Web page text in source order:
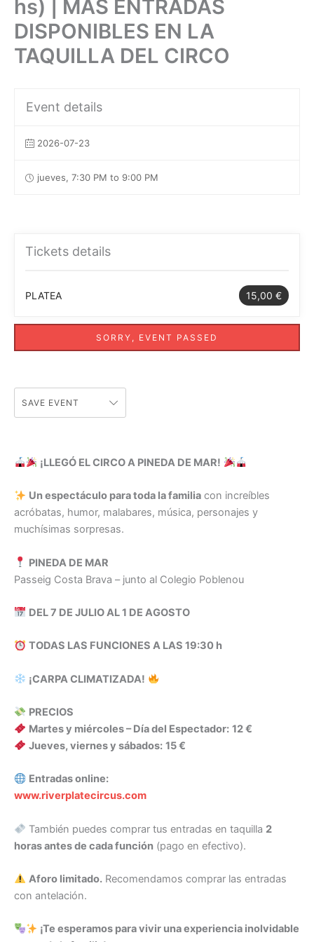
hs) | MÁS ENTRADAS
DISPONIBLES EN LA
TAQUILLA DEL CIRCO
Event details
2026-07-23
jueves, 7:30 PM to 9:00 PM
Tickets details
15,00 €
PLATEA
SORRY, EVENT PASSED
SAVE EVENT
¡LLEGÓ EL CIRCO A PINEDA DE MAR!
Un espectáculo para toda la familiacon increíbles
acróbatas, humor, malabares, música, personajes y
muchísimas sorpresas.
PINEDA DE MAR
Passeig Costa Brava – junto al Colegio Poblenou
DEL 7 DE JULIO AL 1 DE AGOSTO
TODAS LAS FUNCIONES A LAS 19:30 h
¡CARPA CLIMATIZADA!
PRECIOS
Martes y miércoles – Día del Espectador: 12 €
Jueves, viernes y sábados: 15 €
Entradas online:
www.riverplatecircus.com
También puedes comprar tus entradas en taquilla 2
horas antes de cada función (pago en efectivo).
Aforo limitado.Recomendamos comprar las entradas
con antelación.
¡Te esperamos para vivir una experiencia inolvidable